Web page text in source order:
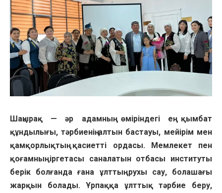
Шаңырақ — әр адамның өміріндегі ең қымбат
құндылығы, тәрбиенің алтын бастауы, мейірім мен
қамқорлықтың қасиетті ордасы. Мемлекет пен
қоғамның іргетасы саналатын отбасы институты
берік болғанда ғана ұлттың рухы сау, болашағы
жарқын болады. Ұрпаққа ұлттық тәрбие беру,